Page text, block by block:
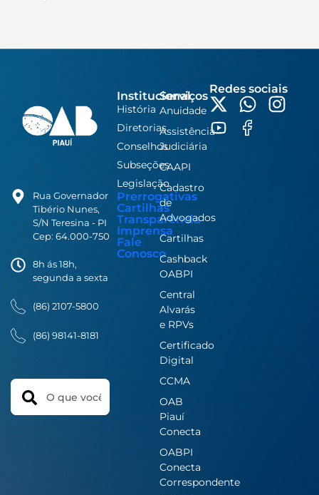
Rua Governador
Tibério Nunes,
S/N Teresina - PI
Cep: 64.000-750
8h ás 18h,
segunda a sexta
(86) 2107-5800
(86) 98141-8181
Search
Institucional
História
Diretorias
Conselhos
Subseções
Legislação
Prerrogativas
Cartilhas
Transparência
Imprensa
Fale
Conosco
Serviços
Anuidade
Assistência
Judiciária
CAAPI
Cadastro
de
Advogados
Cartilhas
Cashback
OABPI
Central
Alvarás
e RPVs
Certificado
Digital
CCMA
OAB
Piauí
Conecta
OABPI
Conecta
Correspondente
Redes sociais